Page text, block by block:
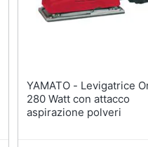
YAMATO - Levigatrice Orbitale
280 Watt con attacco
aspirazione polveri